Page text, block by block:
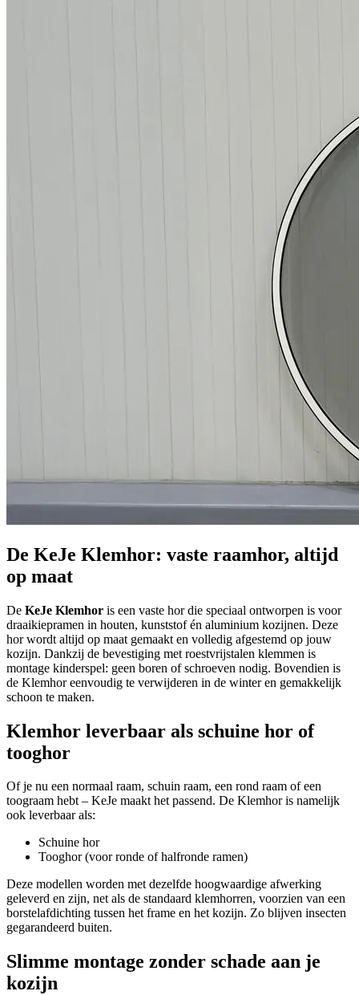
De KeJe Klemhor: vaste raamhor, altijd
op maat
De KeJe Klemhor is een vaste hor die speciaal ontworpen is voor
draaikiepramen in houten, kunststof én aluminium kozijnen. Deze
hor wordt altijd op maat gemaakt en volledig afgestemd op jouw
kozijn. Dankzij de bevestiging met roestvrijstalen klemmen is
montage kinderspel: geen boren of schroeven nodig. Bovendien is
de Klemhor eenvoudig te verwijderen in de winter en gemakkelijk
schoon te maken.
Klemhor leverbaar als schuine hor of
tooghor
Of je nu een normaal raam, schuin raam, een rond raam of een
toograam hebt – KeJe maakt het passend. De Klemhor is namelijk
ook leverbaar als:
Schuine hor
Tooghor (voor ronde of halfronde ramen)
Deze modellen worden met dezelfde hoogwaardige afwerking
geleverd en zijn, net als de standaard klemhorren, voorzien van een
borstelafdichting tussen het frame en het kozijn. Zo blijven insecten
gegarandeerd buiten.
Slimme montage zonder schade aan je
kozijn